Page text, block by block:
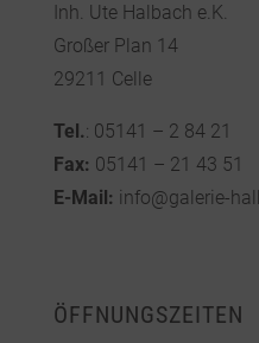
Inh. Ute Halbach e.K.
Großer Plan 14
29211 Celle
Tel.: 05141 – 2 84 21
Fax: 05141 – 21 43 51
E-Mail: info@galerie-
ÖFFNUNGSZEITEN